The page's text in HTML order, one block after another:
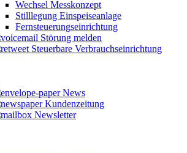
Wechsel Messkonzept
Stilllegung Einspeiseanlage
Fernsteuerungseinrichtung
Störung melden
Steuerbare Verbrauchseinrichtung
News
Kundenzeitung
Newsletter